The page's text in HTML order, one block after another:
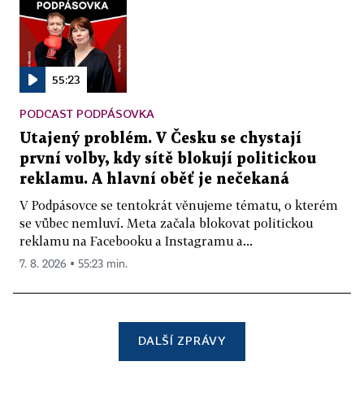
55:23
PODCAST PODPÁSOVKA
Utajený problém. V Česku se chystají
první volby, kdy sítě blokují politickou
reklamu. A hlavní oběť je nečekaná
V Podpásovce se tentokrát věnujeme tématu, o kterém
se vůbec nemluví. Meta začala blokovat politickou
reklamu na Facebooku a Instagramu a...
7. 8. 2026 ▪ 55:23 min.
DALŠÍ ZPRÁVY